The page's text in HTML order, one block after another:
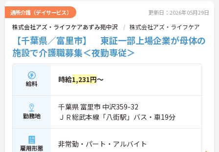
通所介護（デイサービス） 更新日：2026年05月29日
株式会社アズ・ライフケアあずみ苑中沢 株式会社アズ・ライフケア
【千葉県／富里市】 東証一部上場企業が母体の
施設で介護職募集＜夜勤専従＞
給料 時給1,231円～
勤務地
千葉県 富里市 中沢359-32
ＪＲ総武本線「八街駅」バス・車19分
雇用形態 非常勤・パート・アルバイト